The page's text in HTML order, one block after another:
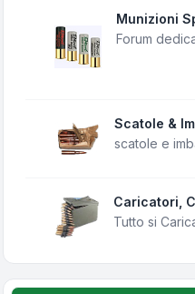
Munizioni
Forum
Scatole &
scatole e
Caricatori,
Tutto si